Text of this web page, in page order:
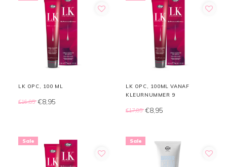
LK OPC, 100 ML
€16,85 €8,95
LK OPC, 100ML VANAF
KLEURNUMMER 9
€17,85 €8,95
Sale Sale